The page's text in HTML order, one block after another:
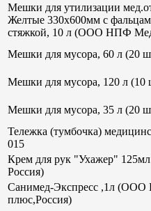
Мешки для утилизации
Желтые 330х600мм с
стяжкой, 10 л (ООО НПФ
Мешки для мусора, 60 л (20
Мешки для мусора, 120 л (10
Мешки для мусора, 35 л (20
Тележка (тумбочка)
015
Крем для рук "Ухажер"
Россия)
Санимед-Экспресс ,1л (ООО
плюс,Россия)